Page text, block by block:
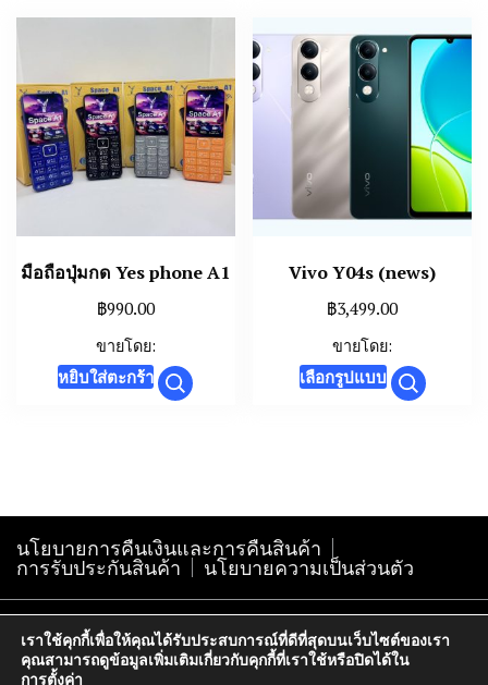
multiple
The
options
may
be
chosen
product
page
variants.
The
options
may
chosen
on
product
page
มือถือปุ่มกด Yes phone A1
฿990.00
ขายโดย:
หยิบใส่ตะกร้า
Vivo Y04s (news)
฿3,499.00
ขายโดย:
เลือกรูปแบบ This
product
The
may
be
chosen
on
นโยบายการคืนเงินและการคืนสินค้า
การรับประกันสินค้า นโยบายความเป็นส่วนตัว
Copyright@krokphra-it.com2005
เราใช้คุกกี้เพื่อให้คุณได้รับประสบการณ์ที่ดีที่สุดบนเว็บไซต์ของเรา
คุณสามารถดูข้อมูลเพิ่มเติมเกี่ยวกับคุกกี้ที่เราใช้หรือปิดได้ใน
การตั้งค่า